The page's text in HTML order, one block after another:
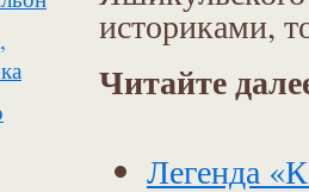
историками,
Читайте
Легенда